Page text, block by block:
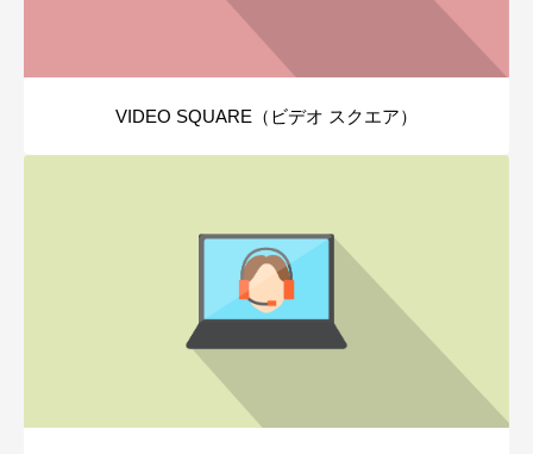
VIDEO SQUARE（ビデオ スクエア）